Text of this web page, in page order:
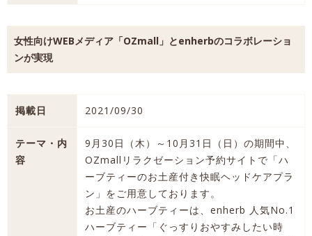
女性向けWEBメディア「OZmall」とenherbのコラボレーショ
ンが実現
掲載日 2021/09/30
テーマ・内
容
9月30日（木）～10月31日（日）の期間中、
OZmallリラクゼーション予約サイトで「ハ
ーブティーのお土産付き快眠ヘッドケアプラ
ン」をご用意しております。
お土産のハーブティーは、enherb 人気No.1
ハーブティー「ぐっすりおやすみしたい時